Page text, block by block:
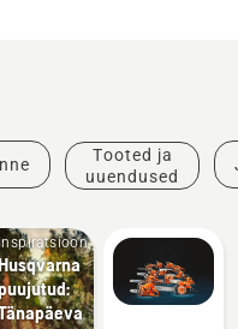
Tooted ja
uuendused
Inspiratsioon